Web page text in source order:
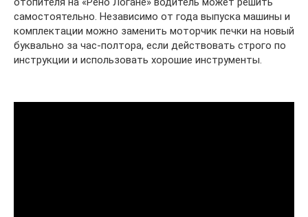
самостоятельно. Независимо от года выпуска машины и
комплектации можно заменить моторчик печки на новый
буквально за час-полтора, если действовать строго по
инструкции и использовать хорошие инструменты.